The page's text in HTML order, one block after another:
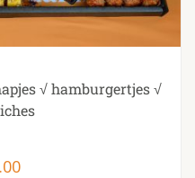
√ hamburgertjes √